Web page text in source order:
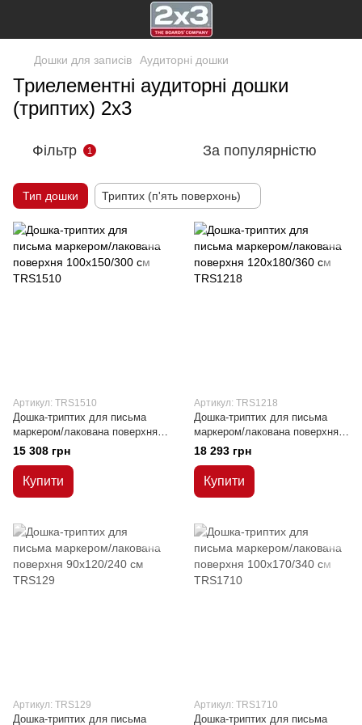
Дошки для записів Аудиторні дошки
Триелементні аудиторні дошки
(триптих) 2х3
Фільтр 1 За популярністю
Тип дошки Триптих (п'ять поверхонь)
Артикул: TRS1510
Дошка-триптих для письма
маркером/лакована поверхня
100x150/300 см
15 308 грн
Купити
Артикул: TRS1218
Дошка-триптих для письма
маркером/лакована поверхня
120x180/360 см
18 293 грн
Купити
Артикул: TRS129
Дошка-триптих для письма
Артикул: TRS1710
Дошка-триптих для письма